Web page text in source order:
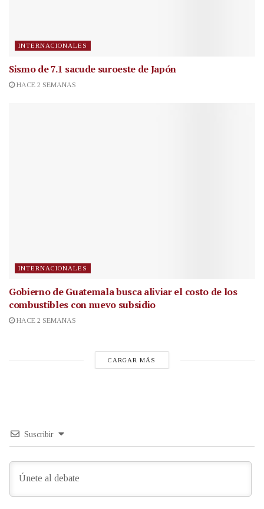
INTERNACIONALES
Sismo de 7.1 sacude suroeste de Japón
HACE 2 SEMANAS
INTERNACIONALES
Gobierno de Guatemala busca aliviar el costo de los
combustibles con nuevo subsidio
HACE 2 SEMANAS
CARGAR MÁS
Suscribir